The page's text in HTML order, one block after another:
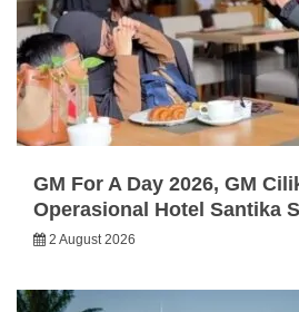
GM For A Day 2026, GM
Operasional Hotel Santika
2 August 2026